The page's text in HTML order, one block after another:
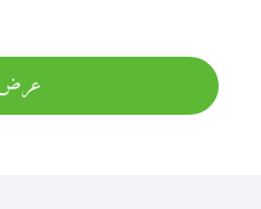
عرض